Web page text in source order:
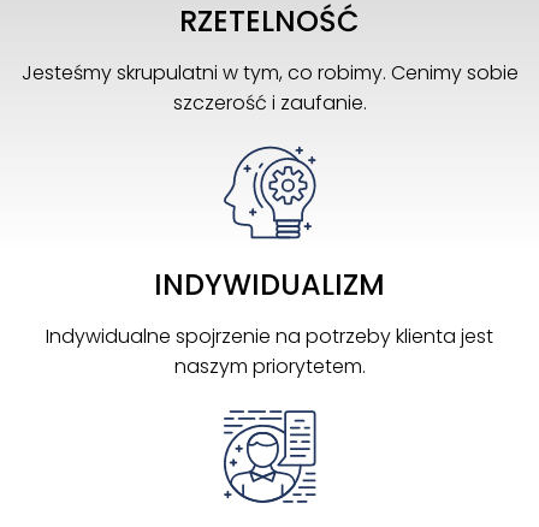
RZETELNOŚĆ
Jesteśmy skrupulatni w tym, co robimy. Cenimy sobie
szczerość i zaufanie.
INDYWIDUALIZM
Indywidualne spojrzenie na potrzeby klienta jest
naszym priorytetem.